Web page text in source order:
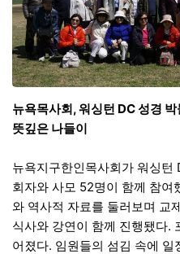
뉴욕목사회, 워싱턴 DC 성경
뜻깊은 나들이
뉴욕지구한인목사회가 워싱턴
회자와 사모 52명이 함께 참여
와 역사적 자료를 둘러보며 교
식사와 강연이 함께 진행됐다.
어졌다. 임원들의 섬김 속에